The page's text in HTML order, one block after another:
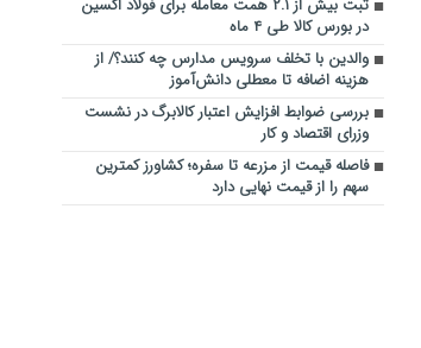
ثبت بیش از ۲.۱ همت معامله برای فولاد اکسین
در بورس کالا طی ۴ ماه
والدین با تخلف سرویس مدارس چه کنند؟/ از
هزینه اضافه تا معطلی دانش‌آموز
بررسی ضوابط افزایش اعتبار کالابرگ در نشست
وزرای اقتصاد و کار
فاصله قیمت از مزرعه تا سفره؛ کشاورز کمترین
سهم را از قیمت نهایی دارد